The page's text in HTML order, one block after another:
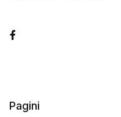
Pagini